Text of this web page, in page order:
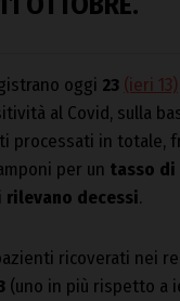
oggi 23 (ieri 13)
al Covid, sulla
processati in totale,
per un tasso
rilevano decessi.
ricoverati nei
(uno in più rispetto a